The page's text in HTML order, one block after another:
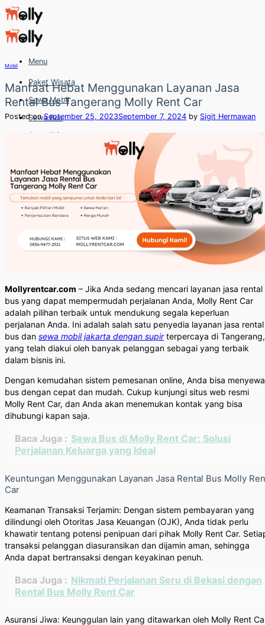
Skip
to
content
Menu
Paket Wisata
Sewa Mobil
Sewa Bus
Sewa Elf
Hubungi
Hubungi
Mobil
Manfaat Hebat Menggunakan Layanan Jasa
Rental Bus Tangerang Molly Rent Car
Posted onSeptember 25, 2023September 7, 2024 by Sigit Hermawan
Mollyrentcar.com – Jika Anda sedang mencari layanan jasa rental
bus yang dapat mempermudah perjalanan Anda, Molly Rent Car
adalah pilihan terbaik untuk mendukung segala keperluan
perjalanan Anda. Ini adalah salah satu penyedia layanan jasa rental
bus dan sewa mobil jakarta dengan supirterpercaya di Tangerang,
yang telah diakui oleh banyak pelanggan sebagai yang terbaik
dalam bisnis ini.
Dengan kemudahan sistem pemesanan online, Anda bisa menyewa
bus dengan cepat dan mudah. Cukup kunjungi situs web resmi
Molly Rent Car, dan Anda akan menemukan kontak yang bisa
dihubungi kapan saja.
Baca Juga : Sewa Bus di Molly Rent Car: Solusi
Perjalanan Keluarga yang Ideal
Keuntungan Menggunakan Layanan Jasa Rental Bus Molly
Car
Keamanan Transaksi Terjamin: Dengan sistem pembayaran yang
dilindungi oleh Otoritas Jasa Keuangan (OJK), Anda tidak perlu
khawatir tentang potensi penipuan dari pihak Molly Rent Car.
transaksi pelanggan diasuransikan dan dijamin aman, sehingga
Anda dapat bertransaksi dengan keyakinan penuh.
Baca Juga : Nikmati Perjalanan Seru di Bekasi dengan
Rental Bus Molly Rent Car
Asuransi Jiwa: Keunggulan lain yang ditawarkan oleh Molly Rent